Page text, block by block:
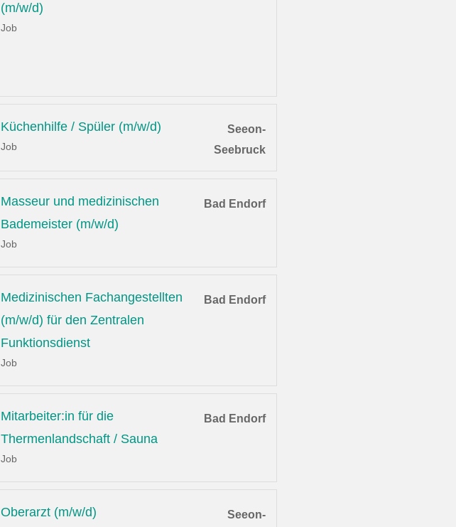
(m/w/d)
Job
Küchenhilfe / Spüler (m/w/d)
Job
Seeon-
Seebruck
Masseur und medizinischen
Bademeister (m/w/d)
Job
Bad Endorf
Medizinischen Fachangestellten
(m/w/d) für den Zentralen
Funktionsdienst
Job
Bad Endorf
Mitarbeiter:in für die
Thermenlandschaft / Sauna
Job
Bad Endorf
Oberarzt (m/w/d)
Seeon-